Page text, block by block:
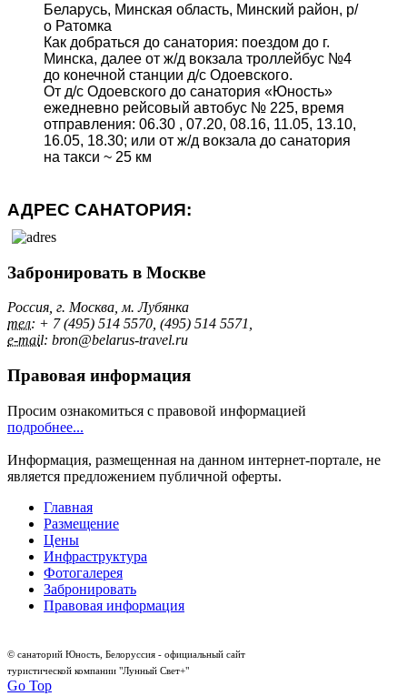
Беларусь, Минская область, Минский район, р/
о Ратомка
Как добраться до санатория: поездом до г.
Минска, далее от ж/д вокзала троллейбус №4
до конечной станции д/с Одоевского.
От д/с Одоевского до санатория «Юность»
ежедневно рейсовый автобус № 225, время
отправления: 06.30 , 07.20, 08.16, 11.05, 13.10,
16.05, 18.30; или от ж/д вокзала до санатория
на такси ~ 25 км
АДРЕС САНАТОРИЯ:
Забронировать в Москве
Россия, г. Москва, м. Лубянка
тел: + 7 (495) 514 5570, (495) 514 5571,
e-mail: bron@belarus-travel.ru
Правовая информация
Просим ознакомиться с правовой информацией
подробнее...
Информация, размещенная на данном интернет-портале, не
является предложением публичной оферты.
Главная
Размещение
Цены
Инфраструктура
Фотогалерея
Забронировать
Правовая информация
© санаторий Юность, Белоруссия - официальный сайт
туристической компании "Лунный Свет+"
Go Top